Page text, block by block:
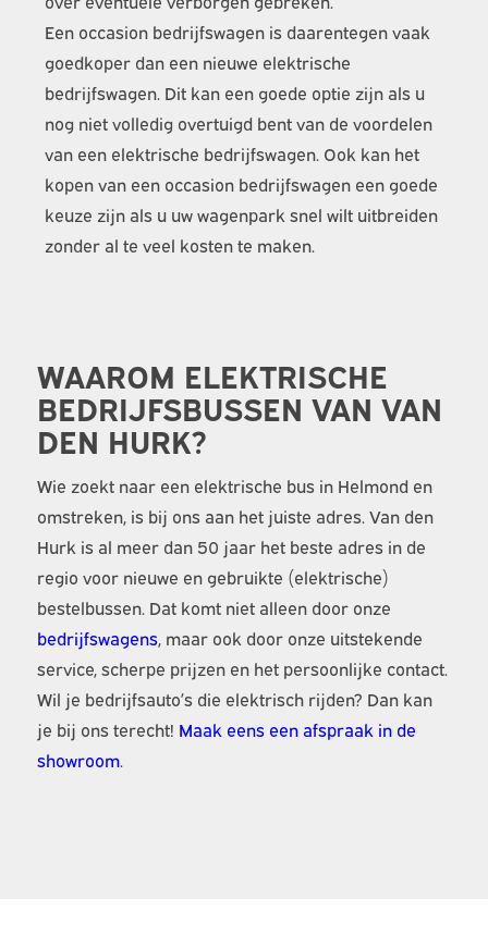
Een occasion bedrijfswagen is daarentegen vaak
goedkoper dan een nieuwe elektrische
bedrijfswagen. Dit kan een goede optie zijn als u
nog niet volledig overtuigd bent van de voordelen
van een elektrische bedrijfswagen. Ook kan het
kopen van een occasion bedrijfswagen een goede
keuze zijn als u uw wagenpark snel wilt uitbreiden
zonder al te veel kosten te maken.
WAAROM ELEKTRISCHE
BEDRIJFSBUSSEN VAN VAN
DEN HURK?
Wie zoekt naar een elektrische bus in Helmond en
omstreken, is bij ons aan het juiste adres. Van den
Hurk is al meer dan 50 jaar het beste adres in de
regio voor nieuwe en gebruikte (elektrische)
bestelbussen. Dat komt niet alleen door onze
bedrijfswagens, maar ook door onze uitstekende
service, scherpe prijzen en het persoonlijke contact.
Wil je bedrijfsauto’s die elektrisch rijden? Dan kan
je bij ons terecht! Maak eens een afspraak in de
showroom.